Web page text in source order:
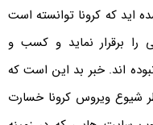
اید که کرونا توانسته است
را برقرار نماید و کسب و
اند. خبر بد این است که
شیوع ویروس کرونا خسارت